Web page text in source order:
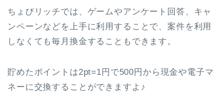
ちょびリッチでは、ゲームやアンケート回答、キャ
ンペーンなどを上手に利用することで、案件を利用
しなくても毎月換金することもできます。
貯めたポイントは2pt=1円で500円から現金や電子マ
ネーに交換することができますよ♪